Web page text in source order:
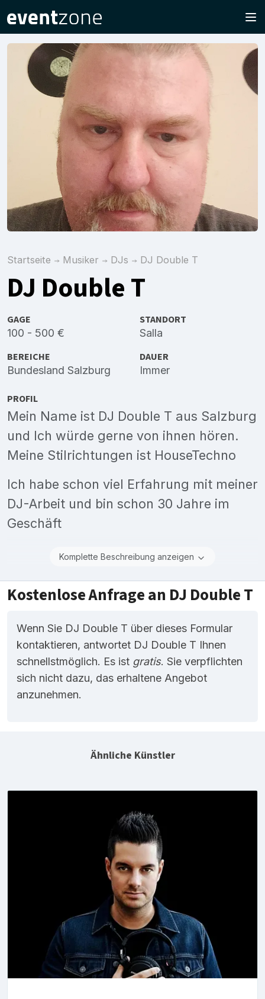
Startseite Musiker DJs DJ Double T
DJ Double T
GAGE
100 - 500 €
STANDORT
Salla
BEREICHE
Bundesland Salzburg
DAUER
Immer
PROFIL
Mein Name ist DJ Double T aus Salzburg
und Ich würde gerne von ihnen hören.
Meine Stilrichtungen ist HouseTechno
Ich habe schon viel Erfahrung mit meiner
DJ-Arbeit und bin schon 30 Jahre im
Geschäft
Komplette Beschreibung anzeigen
Kostenlose Anfrage an DJ Double T
Wenn Sie DJ Double T über dieses Formular
kontaktieren, antwortet DJ Double T Ihnen
schnellstmöglich. Es ist gratis. Sie verpflichten
sich nicht dazu, das erhaltene Angebot
anzunehmen.
Ähnliche Künstler